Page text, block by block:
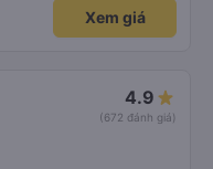
sốc, có dán nhãn đàng
Xem giá
4.9
(672 đánh giá)